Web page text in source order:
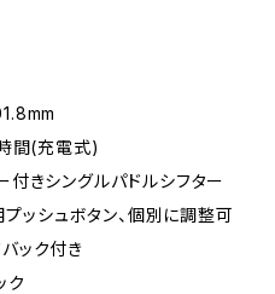
間(充電式)
付きシングルパドルシフター
ッシュボタン、個別に調整可
ック付き
ク